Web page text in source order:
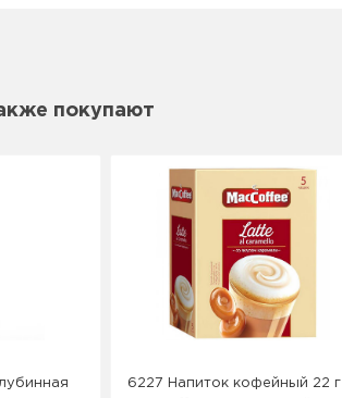
покупают
6227 Напиток кофейный 22 г